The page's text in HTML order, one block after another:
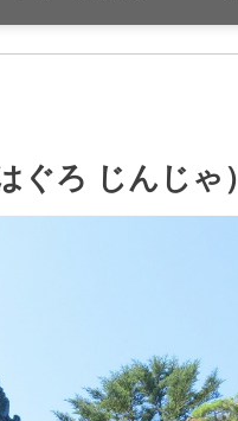
ぐろ じんじゃ）